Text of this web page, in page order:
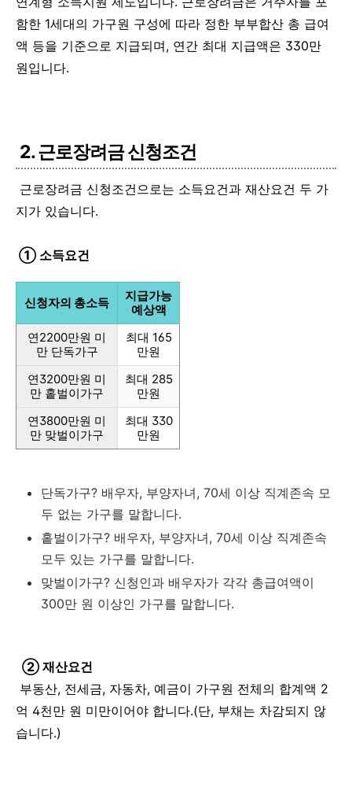
함한 1세대의 가구원 구성에 따라 정한 부부합산 총 급여
액 등을 기준으로 지급되며, 연간 최대 지급액은 330만
원입니다.
2. 근로장려금 신청조건
근로장려금 신청조건으로는 소득요건과 재산요건 두 가
지가 있습니다.
① 소득요건
신청자의 총소득
지급가능
예상액
연2200만원 미
만 단독가구
최대 165
만원
연3200만원 미
만 홑벌이가구
최대 285
만원
연3800만원 미
만 맞벌이가구
최대 330
만원
단독가구? 배우자, 부양자녀, 70세 이상 직계존속 모
두 없는 가구를 말합니다.
홑벌이가구? 배우자, 부양자녀, 70세 이상 직계존속
모두 있는 가구를 말합니다.
맞벌이가구? 신청인과 배우자가 각각 총급여액이
300만 원 이상인 가구를 말합니다.
② 재산요건
부동산, 전세금, 자동차, 예금이 가구원 전체의 합계액 2
억 4천만 원 미만이어야 합니다.(단, 부채는 차감되지 않
습니다.)